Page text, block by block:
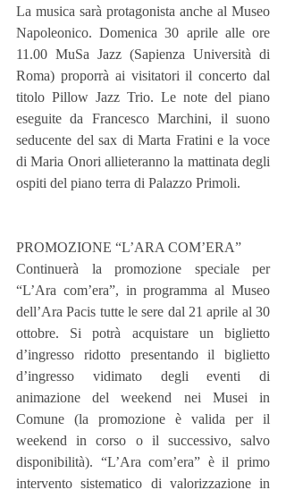
La musica sarà protagonista anche al Museo
Napoleonico. Domenica 30 aprile alle ore
11.00 MuSa Jazz (Sapienza Università di
Roma) proporrà ai visitatori il concerto dal
titolo Pillow Jazz Trio. Le note del piano
eseguite da Francesco Marchini, il suono
seducente del sax di Marta Fratini e la voce
di Maria Onori allieteranno la mattinata degli
ospiti del piano terra di Palazzo Primoli.
PROMOZIONE “L’ARA COM’ERA”
Continuerà la promozione speciale per
“L’Ara com’era”, in programma al Museo
dell’Ara Pacis tutte le sere dal 21 aprile al 30
ottobre. Si potrà acquistare un biglietto
d’ingresso ridotto presentando il biglietto
d’ingresso vidimato degli eventi di
animazione del weekend nei Musei in
Comune (la promozione è valida per il
weekend in corso o il successivo, salvo
disponibilità). “L’Ara com’era” è il primo
intervento sistematico di valorizzazione in